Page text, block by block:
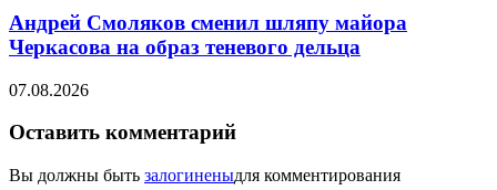
Андрей Смоляков сменил шляпу майора
Черкасова на образ теневого дельца
07.08.2026
Оставить комментарий
Вы должны быть залогиненыдля комментирования